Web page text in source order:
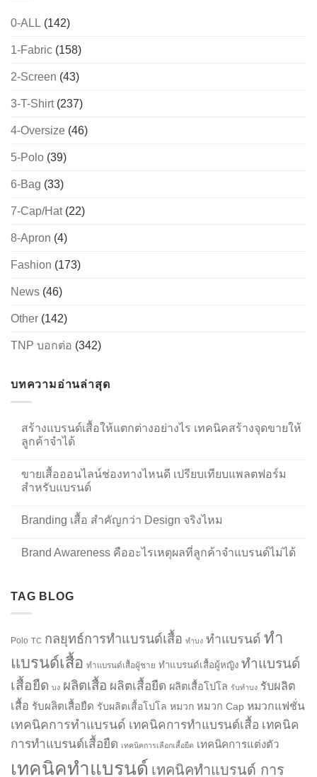
0-ALL (142)
1-Fabric (158)
2-Screen (43)
3-T-Shirt(237)
4-Oversize (46)
5-Polo (39)
6-Bag (33)
7-Cap/Hat(22)
8-Apron (4)
Fashion (173)
News (46)
Other (142)
TNP บอกต่อ (342)
บทความอ่านล่าสุด
สร้างแบรนด์เสื้อให้แตกต่างอย่างไร เทคนิคสร้างจุดขายให้
ลูกค้าจำได้
ขายเสื้อออนไลน์ช่องทางไหนดี เปรียบเทียบแพลตฟอร์ม
สำหรับแบรนด์
Branding เสื้อ สำคัญกว่า Design จริงไหม
Brand Awareness คืออะไรเหตุผลที่ลูกค้าจำแบรนด์ไม่ได้
TAG BLOG
Polo TC กลยุทธ์การทำแบรนด์เสื้อ ทำบง ทำแบรนด์ ทำ
แบรนด์เสื้อ ทำแบรนด์เสื้อผู้ชาย ทำแบรนด์เสื้อผู้หญิง ทำแบรนด์
เสื้อยืด บง ผลิตเสื้อ ผลิตเสื้อยืด ผลิตเสื้อโปโล รับทำบง รับผลิต
เสื้อ รับผลิตเสื้อยืด รับผลิตเสื้อโปโล หมวก หมวก Cap หมวกแฟชั่น
เทคนิคการทำแบรนด์ เทคนิคการทำแบรนด์เสื้อ เทคนิค
การทำแบรนด์เสื้อยืด เทคนิคการเลือกเสื้อยืด เทคนิคการแต่งตัว
เทคนิคทำแบรนด์ เทคนิคทำแบรนด์ การ